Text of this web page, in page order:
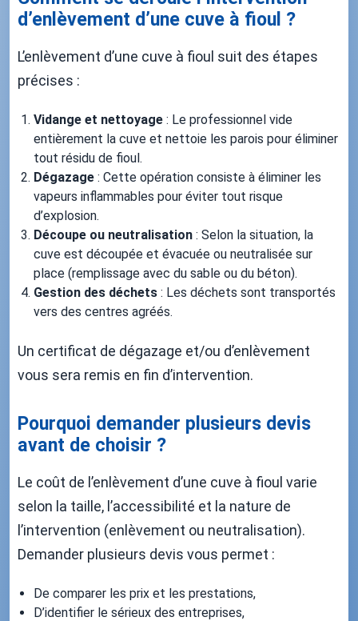
d’enlèvement d’une cuve à fioul ?
L’enlèvement d’une cuve à fioul suit des étapes
précises :
Vidange et nettoyage : Le professionnel vide
entièrement la cuve et nettoie les parois pour éliminer
tout résidu de fioul.
Dégazage : Cette opération consiste à éliminer les
vapeurs inflammables pour éviter tout risque
d’explosion.
Découpe ou neutralisation : Selon la situation, la
cuve est découpée et évacuée ou neutralisée sur
place (remplissage avec du sable ou du béton).
Gestion des déchets : Les déchets sont transportés
vers des centres agréés.
Un certificat de dégazage et/ou d’enlèvement
vous sera remis en fin d’intervention.
Pourquoi demander plusieurs devis
avant de choisir ?
Le coût de l’enlèvement d’une cuve à fioul varie
selon la taille, l’accessibilité et la nature de
l’intervention (enlèvement ou neutralisation).
Demander plusieurs devis vous permet :
De comparer les prix et les prestations,
D’identifier le sérieux des entreprises,